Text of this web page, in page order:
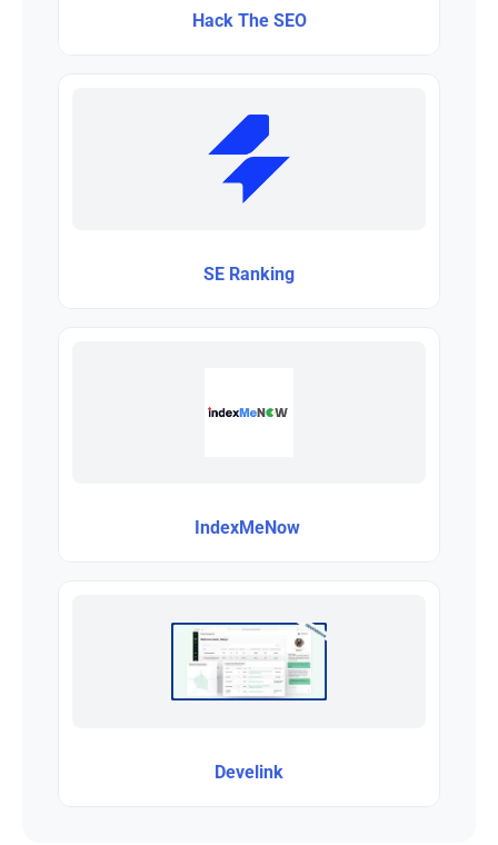
Hack The SEO
SE Ranking
IndexMeNow
Develink